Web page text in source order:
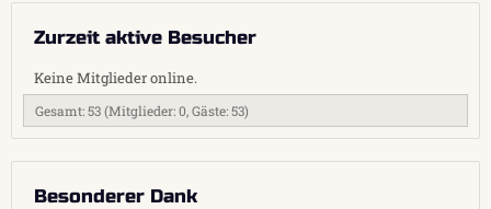
Zurzeit aktive Besucher
Keine Mitglieder online.
Gesamt: 53 (Mitglieder: 0, Gäste: 53)
Besonderer Dank